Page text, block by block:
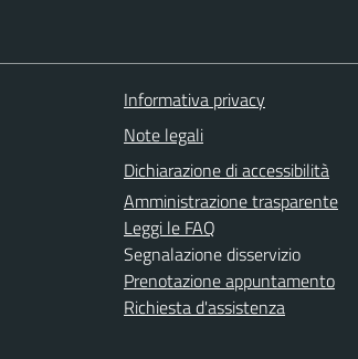
Informativa privacy
Note legali
Dichiarazione di accessibilità
Amministrazione trasparente
Leggi le FAQ
Segnalazione disservizio
Prenotazione appuntamento
Richiesta d'assistenza